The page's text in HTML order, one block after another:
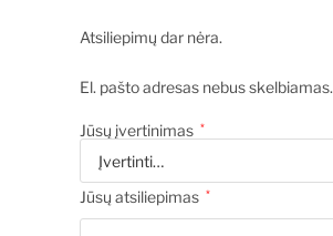
Atsiliepimų dar nėra.
El. pašto adresas nebus skelbiamas.
Jūsų įvertinimas *
Jūsų atsiliepimas *